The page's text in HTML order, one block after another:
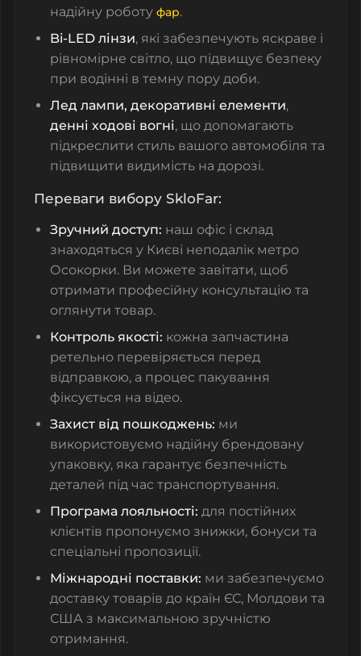
надійну роботу фар.
Bi-LED лінзи, які забезпечують яскраве і
рівномірне світло, що підвищує безпеку
при водінні в темну пору доби.
Лед лампи, декоративні елементи,
денні ходові вогні, що допомагають
підкреслити стиль вашого автомобіля та
підвищити видимість на дорозі.
Переваги вибору SkloFar:
Зручний доступ: наш офіс і склад
знаходяться у Києві неподалік метро
Осокорки. Ви можете завітати, щоб
отримати професійну консультацію та
оглянути товар.
Контроль якості: кожна запчастина
ретельно перевіряється перед
відправкою, а процес пакування
фіксується на відео.
Захист від пошкоджень: ми
використовуємо надійну брендовану
упаковку, яка гарантує безпечність
деталей під час транспортування.
Програма лояльності: для постійних
клієнтів пропонуємо знижки, бонуси та
спеціальні пропозиції.
Міжнародні поставки: ми забезпечуємо
доставку товарів до країн ЄС, Молдови та
США з максимальною зручністю
отримання.